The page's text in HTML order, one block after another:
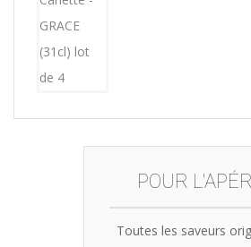
POUR
Toutes les saveurs